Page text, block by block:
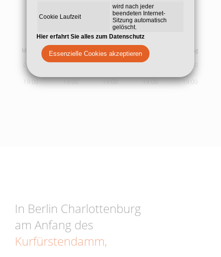
Cookie Laufzeit
wird nach jeder
beendeten Internet-
Sitzung automatisch
gelöscht.
Hier erfahrt Sie alles zum Datenschutz
Essenzielle Cookies akzeptieren
Sprech- undBehandlungszeiten
Montag
09:00
19:00
Dienstag
09:00
19:00
Mittwoch
09:00
19:00
Donnerstag
09:00
19:00
Freitag
09:00
19:00
In Berlin Charlottenburg
am Anfang des
Kurfürstendamm,